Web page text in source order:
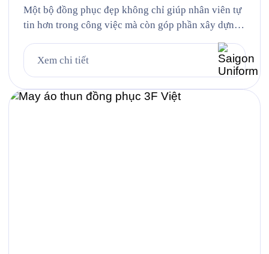
Một bộ đồng phục đẹp không chỉ giúp nhân viên tự
tin hơn trong công việc mà còn góp phần xây dựng
khách hàng. Đó cũng chính là lý do ngày càng
nhiều doanh nghiệp đầu tư bài bản vào việc may áo
Xem chi tiết